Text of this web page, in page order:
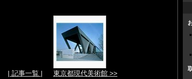
| 記事一覧 | 東京都現代美術館 >>